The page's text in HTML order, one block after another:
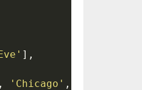
] ,
, 'Chicago' ,